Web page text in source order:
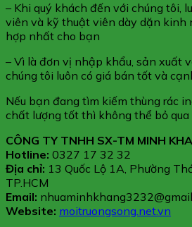
– Khi quý khách đến với chúng tôi,
viên và kỹ thuật viên dày dặn kinh
hợp nhất cho bạn
– Vì là đơn vị nhập khẩu, sản xuất
chúng tôi luôn có giá bán tốt và
Nếu bạn đang tìm kiếm thùng rác
chất lượng tốt thì không thể bỏ qua
CÔNG TY TNHH SX-TM MINH
Hotline: 0327 17 32 32
Địa chỉ: 13 Quốc Lộ 1A, Phường
TP.HCM
Email:
Website: moitruongsong.net.vn